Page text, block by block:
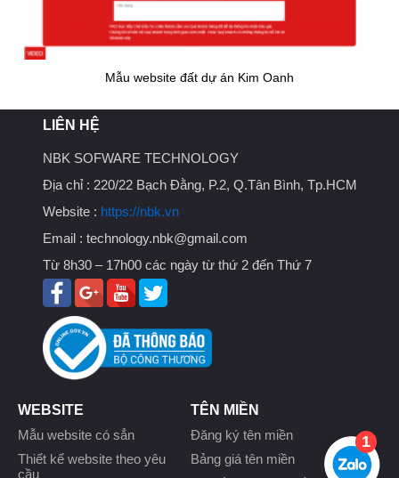
Mẫu website đất dự án Kim Oanh
LIÊN HỆ
NBK SOFWARE TECHNOLOGY
Địa chỉ : 220/22 Bạch Đằng, P.2, Q.Tân Bình, Tp.HCM
Website : https://nbk.vn
Email : technology.nbk@gmail.com
Từ 8h30 – 17h00 các ngày từ thứ 2 đến Thứ 7
WEBSITE
Mẫu website có sẳn
Thiết kế website theo yêu
cầu
TÊN MIỀN
Đăng ký tên miền
Bảng giá tên miền
1